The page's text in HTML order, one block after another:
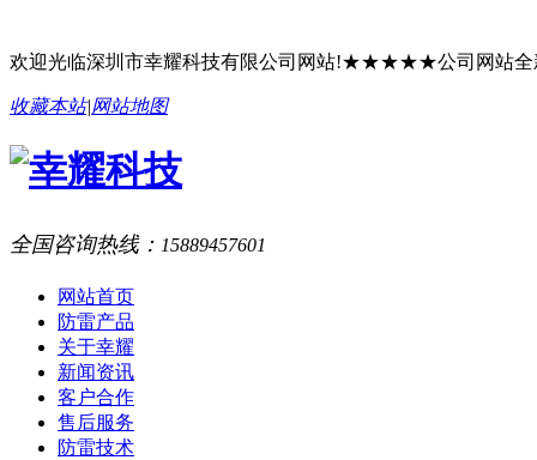
欢迎光临深圳市幸耀科技有限公司网站!★★★★★公司网站全
收藏本站|网站地图
全国咨询热线： 15889457601
网站首页
防雷产品
关于幸耀
新闻资讯
客户合作
售后服务
防雷技术